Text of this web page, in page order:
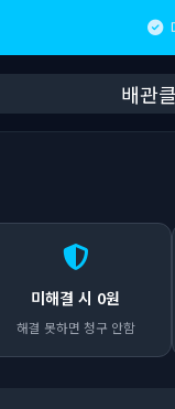
배관
미해결 시 0원
해결 못하면 청구 안함